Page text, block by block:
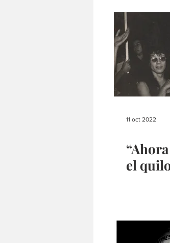
11 oct 2022
el